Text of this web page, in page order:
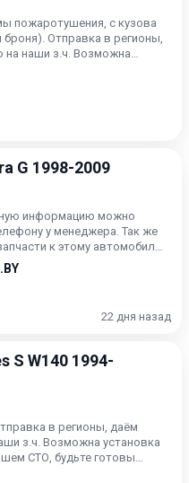
пожаротушения, с кузова
броня). Отправка в регионы,
на наши з.ч. Возможна
на н...
G 1998-2009
информацию можно
у менеджера. Так же
к этому автомобилю!
СМОТРИТЕ ФО...
22 дня назад
S W140 1994-
в регионы, даём
з.ч. Возможна установка
СТО, будьте готовы
зч